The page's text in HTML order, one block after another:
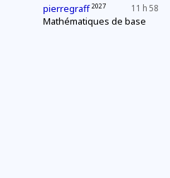
11 h 58
pierregraff 2027
Mathématiques de base